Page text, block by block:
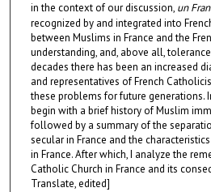
in the context of our discussion, un
recognized by and integrated into
between Muslims in France and the
understanding, and, above all,
decades there has been an increased
and representatives of French
these problems for future generations.
begin with a brief history of Muslim
followed by a summary of the
secular in France and the
in France. After which, I analyze the
Catholic Church in France and its
Translate, edited]